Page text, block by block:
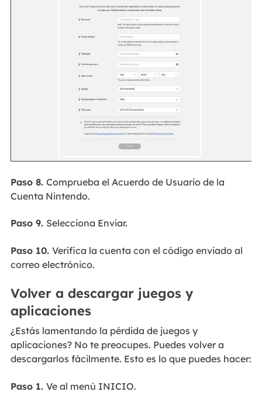
Paso 8. Comprueba el Acuerdo de Usuario de la
Cuenta Nintendo.
Paso 9. Selecciona Enviar.
Paso 10. Verifica la cuenta con el código enviado al
correo electrónico.
Volver a descargar juegos y
aplicaciones
¿Estás lamentando la pérdida de juegos y
aplicaciones? No te preocupes. Puedes volver a
descargarlos fácilmente. Esto es lo que puedes hacer:
Paso 1. Ve al menú INICIO.